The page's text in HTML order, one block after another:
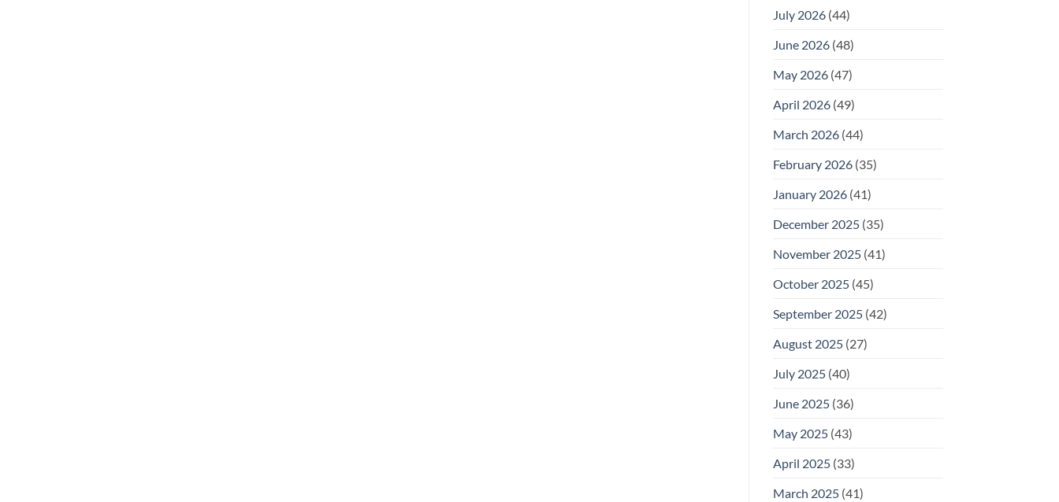
July 2026(44)
June 2026(48)
May 2026(47)
April 2026(49)
March 2026(44)
February 2026(35)
January 2026(41)
December 2025(35)
November 2025(41)
October 2025(45)
September 2025(42)
August 2025(27)
July 2025(40)
June 2025(36)
May 2025(43)
April 2025(33)
March 2025(41)